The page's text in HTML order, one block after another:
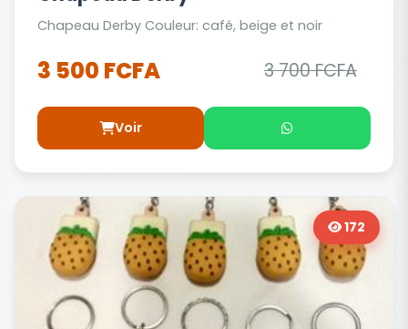
Chapeau Derby Couleur: café, beige et noir
3 500 FCFA 3 700 FCFA
Voir
172